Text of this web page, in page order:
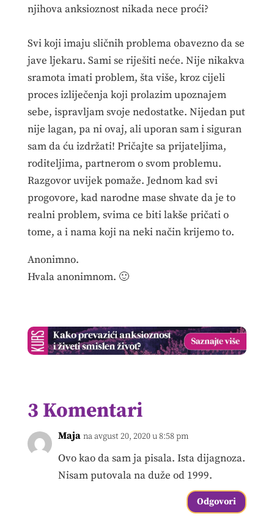
njihova anksioznost nikada nece proći?
Svi koji imaju sličnih problema obavezno da se
jave ljekaru. Sami se riješiti neće. Nije nikakva
sramota imati problem, šta više, kroz cijeli
proces izliječenja koji prolazim upoznajem
sebe, ispravljam svoje nedostatke. Nijedan put
nije lagan, pa ni ovaj, ali uporan sam i siguran
sam da ću izdržati! Pričajte sa prijateljima,
roditeljima, partnerom o svom problemu.
Razgovor uvijek pomaže. Jednom kad svi
progovore, kad narodne mase shvate da je to
realni problem, svima ce biti lakše pričati o
tome, a i nama koji na neki način krijemo to.
Anonimno.
Hvala anonimnom. 🙂
3 Komentari
Maja na avgust 20, 2020 u 8:58 pm
Ovo kao da sam ja pisala. Ista dijagnoza.
Nisam putovala na duže od 1999.
Odgovori